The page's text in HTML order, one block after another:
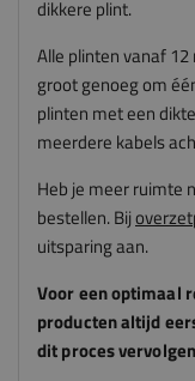
dikkere plint.
Alle plinten vanaf
groot genoeg om
plinten met een
meerdere kabels
Heb je meer ruimte
bestellen. Bij
uitsparing aan.
Voor een optimaal
producten altijd
dit proces